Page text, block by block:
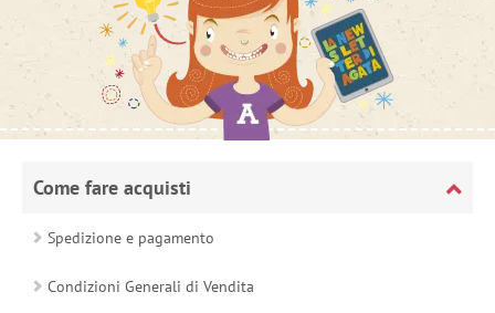
Come fare acquisti
Spedizione e pagamento
Condizioni Generali di Vendita